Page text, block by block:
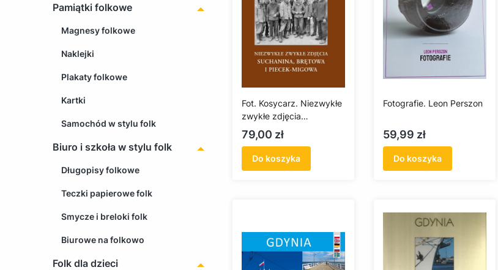
Pamiątki folkowe
Magnesy folkowe
Naklejki
Plakaty folkowe
Kartki
Samochód w stylu folk
Biuro i szkoła w stylu folk
Długopisy folkowe
Teczki papierowe folk
Smycze i breloki folk
Biurowe na folkowo
Folk dla dzieci
Fot. Kosycarz. Niezwykłe
zwykłe zdjęcia
Suchanina, Brętowa i
Piecek-Migowa
Cena
79,00 zł
Do koszyka
Fotografie. Leon Perszon
Cena
59,99 zł
Do koszyka